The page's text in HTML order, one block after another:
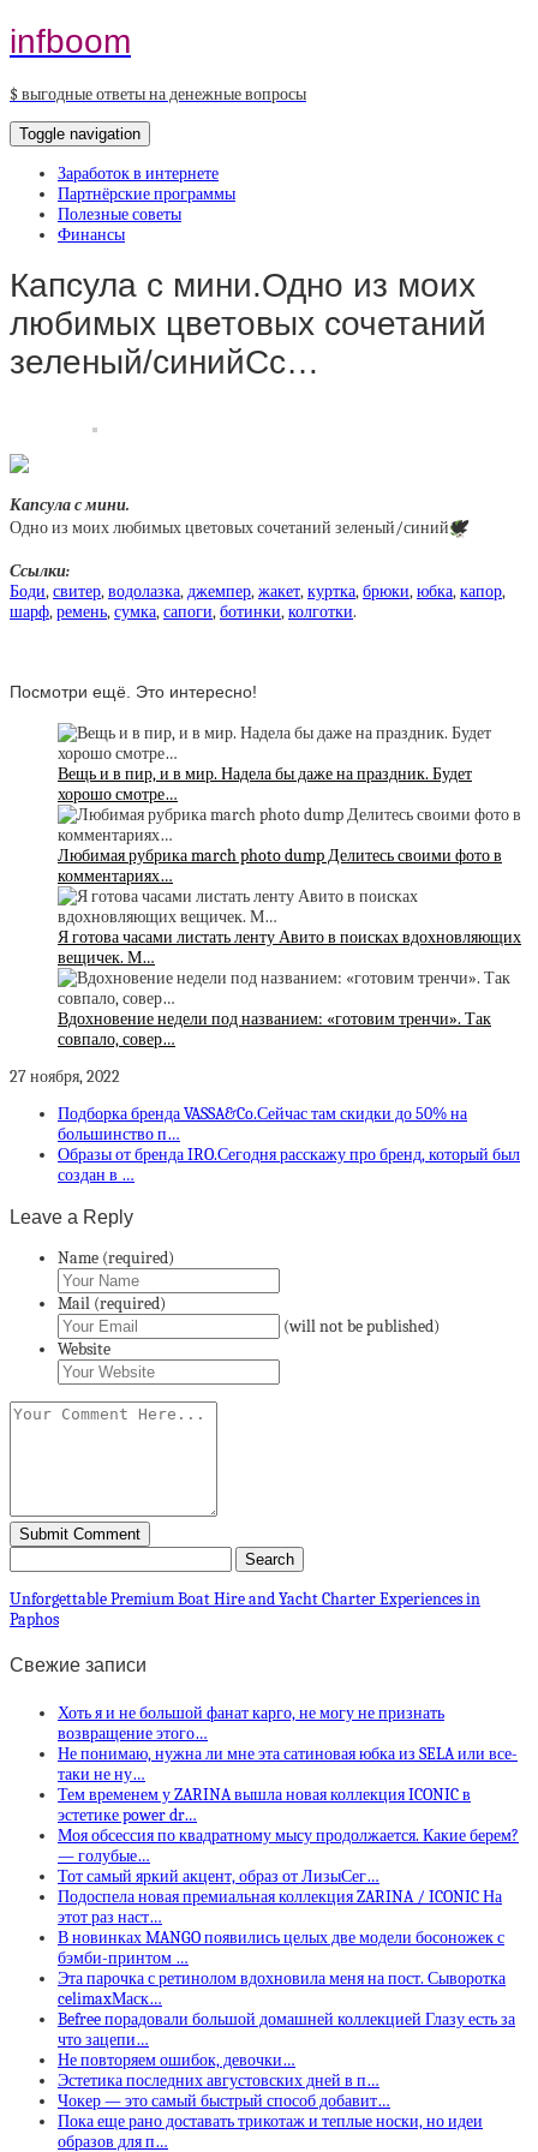
infboom
$ выгодные ответы на денежные вопросы
Toggle navigation
Заработок в интернете
Партнёрские программы
Полезные советы
Финансы
Капсула с мини.Одно из моих
любимых цветовых сочетаний
зеленый/синийСс…
Капсула с мини.
Одно из моих любимых цветовых сочетаний зеленый/синий🕊️
Ссылки:
Боди,свитер,водолазка,джемпер,жакет,куртка,брюки,юбка,капор,
шарф,ремень,сумка,сапоги,ботинки,колготки.
Посмотри ещё. Это интересно!
Вещь и в пир, и в мир. Надела бы даже на праздник. Будет
хорошо смотре…
Любимая рубрика march photo dump Делитесь своими фото в
комментариях…
Я готова часами листать ленту Авито в поисках вдохновляющих
вещичек. М…
Вдохновение недели под названием: «готовим тренчи». Так
совпало, совер…
27 ноября, 2022
Подборка бренда VASSA&Co.Сейчас там скидки до 50% на
большинство п…
Образы от бренда IRO.Сегодня расскажу про бренд, который был
создан в …
Leave a Reply
Name (required)
Mail (required)
(will not be published)
Website
Unforgettable Premium Boat Hire and Yacht Charter Experiences in
Paphos
Свежие записи
Хоть я и не большой фанат карго, не могу не признать
возвращение этого…
Не понимаю, нужна ли мне эта сатиновая юбка из SELA или все-
таки не ну…
Тем временем у ZARINA вышла новая коллекция ICONIC в
эстетике power dr…
Моя обсессия по квадратному мысу продолжается. Какие берем?
— голубые…
Тот самый яркий акцент, образ от ЛизыСег…
Подоспела новая премиальная коллекция ZARINA / ICONIC На
этот раз наст…
В новинках MANGO появились целых две модели босоножек с
бэмби-принтом …
Эта парочка с ретинолом вдохновила меня на пост. Сыворотка
celimaxМаск…
Befree порадовали большой домашней коллекцией Глазу есть за
что зацепи…
Не повторяем ошибок, девочки…
Эстетика последних августовских дней в п…
Чокер — это самый быстрый способ добавит…
Пока еще рано доставать трикотаж и теплые носки, но идеи
образов для п…